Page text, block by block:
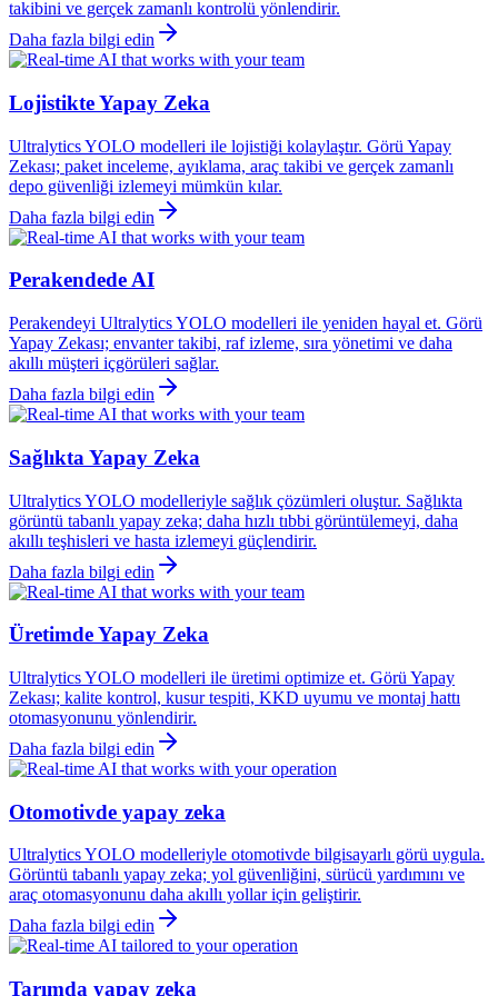
takibini ve gerçek zamanlı kontrolü yönlendirir.
Daha fazla bilgi edin
Lojistikte Yapay Zeka
Ultralytics YOLO modelleri ile lojistiği kolaylaştır. Görü Yapay
Zekası; paket inceleme, ayıklama, araç takibi ve gerçek zamanlı
depo güvenliği izlemeyi mümkün kılar.
Daha fazla bilgi edin
Perakendede AI
Perakendeyi Ultralytics YOLO modelleri ile yeniden hayal et. Görü
Yapay Zekası; envanter takibi, raf izleme, sıra yönetimi ve daha
akıllı müşteri içgörüleri sağlar.
Daha fazla bilgi edin
Sağlıkta Yapay Zeka
Ultralytics YOLO modelleriyle sağlık çözümleri oluştur. Sağlıkta
görüntü tabanlı yapay zeka; daha hızlı tıbbi görüntülemeyi, daha
akıllı teşhisleri ve hasta izlemeyi güçlendirir.
Daha fazla bilgi edin
Üretimde Yapay Zeka
Ultralytics YOLO modelleri ile üretimi optimize et. Görü Yapay
Zekası; kalite kontrol, kusur tespiti, KKD uyumu ve montaj hattı
otomasyonunu yönlendirir.
Daha fazla bilgi edin
Otomotivde yapay zeka
Ultralytics YOLO modelleriyle otomotivde bilgisayarlı görü uygula.
Görüntü tabanlı yapay zeka; yol güvenliğini, sürücü yardımını ve
araç otomasyonunu daha akıllı yollar için geliştirir.
Daha fazla bilgi edin
Tarımda yapay zeka